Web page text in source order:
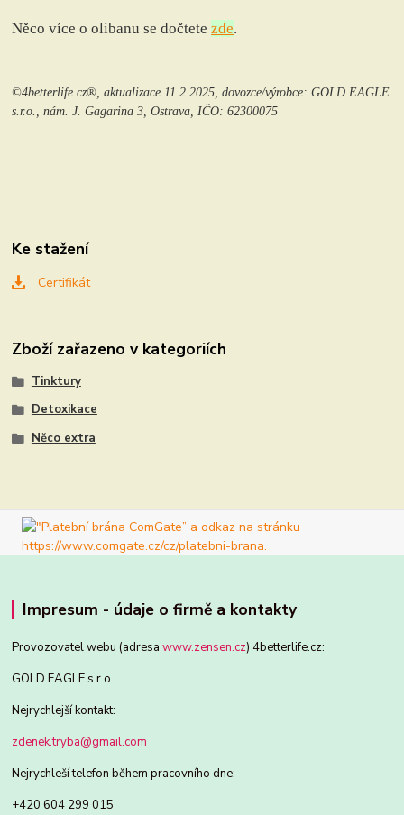
Něco více o olibanu se dočtetezde.
©4betterlife.cz®, aktualizace 11.2.2025, dovozce/výrobce: GOLD EAGLE
s.r.o., nám. J. Gagarina 3, Ostrava, IČO: 62300075
Ke stažení
Certifikát
Zboží zařazeno v kategoriích
Tinktury
Detoxikace
Něco extra
Impresum - údaje o firmě a kontakty
Provozovatel webu (adresawww.zensen.cz) 4betterlife.cz:
GOLD EAGLE s.r.o.
Nejrychlejší kontakt:
zdenek.tryba@gmail.com
Nejrychleší telefon během pracovního dne:
+420 604 299 015